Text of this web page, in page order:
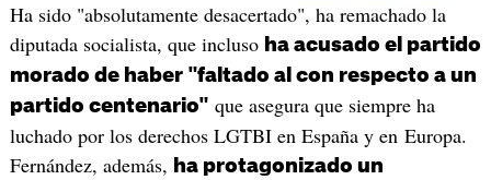
Ha sido "absolutamente desacertado", ha remachado la
diputada socialista, que incluso ha acusado el partido
morado de haber "faltado al con respecto a un
partido centenario" que asegura que siempre ha
luchado por los derechos LGTBI en España y en Europa.
Fernández, además, ha protagonizado un